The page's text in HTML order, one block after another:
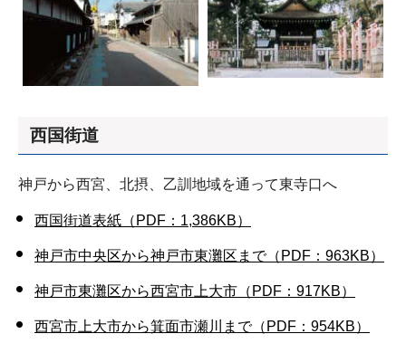
西国街道
神戸から西宮、北摂、乙訓地域を通って東寺口へ
西国街道表紙（PDF：1,386KB）
神戸市中央区から神戸市東灘区まで（PDF：963KB）
神戸市東灘区から西宮市上大市（PDF：917KB）
西宮市上大市から箕面市瀬川まで（PDF：954KB）